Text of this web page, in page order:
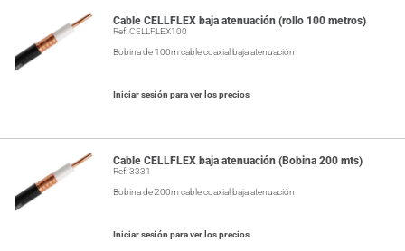
Cable CELLFLEX baja atenuación (rollo 100 metros)
Ref: CELLFLEX100
Bobina de 100m cable coaxial baja atenuación
Iniciar sesión para ver los precios
Cable CELLFLEX baja atenuación (Bobina 200 mts)
Ref: 3331
Bobina de 200m cable coaxial baja atenuación
Iniciar sesión para ver los precios